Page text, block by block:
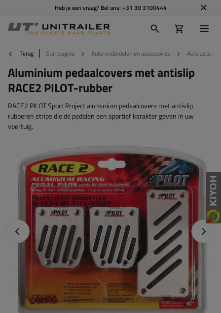
Heb je een vraag? Bel ons: +31 30 3100444
Terug Startpagina Auto-onderdelen en accessoires Auto
Aluminium pedaalcovers met antislip
RACE2 PILOT-rubber
RACE2 PILOT Sport Project aluminium pedaalcovers met antislip
rubberen strips die de pedalen een sportief karakter geven in uw
voertuig.
Vorige foto